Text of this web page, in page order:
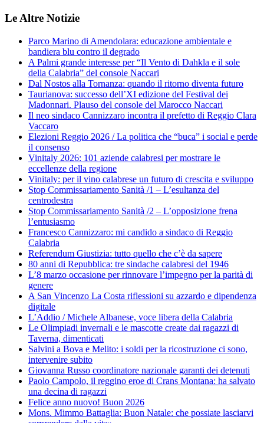
Le Altre Notizie
Parco Marino di Amendolara: educazione ambientale e
bandiera blu contro il degrado
A Palmi grande interesse per “Il Vento di Dahkla e il sole
della Calabria” del console Naccari
Dal Nostos alla Tornanza: quando il ritorno diventa futuro
Taurianova: successo dell’XI edizione del Festival dei
Madonnari. Plauso del console del Marocco Naccari
Il neo sindaco Cannizzaro incontra il prefetto di Reggio Clara
Vaccaro
Elezioni Reggio 2026 / La politica che “buca” i social e perde
il consenso
Vinitaly 2026: 101 aziende calabresi per mostrare le
eccellenze della regione
Vinitaly: per il vino calabrese un futuro di crescita e sviluppo
Stop Commissariamento Sanità /1 – L’esultanza del
centrodestra
Stop Commissariamento Sanità /2 – L’opposizione frena
l’entusiasmo
Francesco Cannizzaro: mi candido a sindaco di Reggio
Calabria
Referendum Giustizia: tutto quello che c’è da sapere
80 anni di Repubblica: tre sindache calabresi del 1946
L’8 marzo occasione per rinnovare l’impegno per la parità di
genere
A San Vincenzo La Costa riflessioni su azzardo e dipendenza
digitale
L’Addio / Michele Albanese, voce libera della Calabria
Le Olimpiadi invernali e le mascotte create dai ragazzi di
Taverna, dimenticati
Salvini a Bova e Melito: i soldi per la ricostruzione ci sono,
intervenire subito
Giovanna Russo coordinatore nazionale garanti dei detenuti
Paolo Campolo, il reggino eroe di Crans Montana: ha salvato
una decina di ragazzi
Felice anno nuovo! Buon 2026
Mons. Mimmo Battaglia: Buon Natale: che possiate lasciarvi